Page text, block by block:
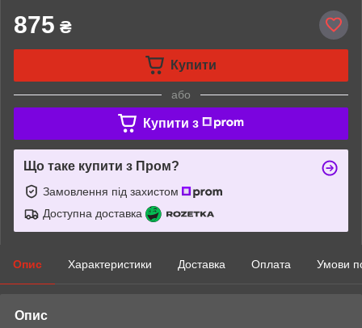
875 ₴
Купити
або
Купити з
Що таке купити з Пром?
Замовлення під захистом
Доступна доставка
Опис Характеристики Доставка Оплата Умови
Опис